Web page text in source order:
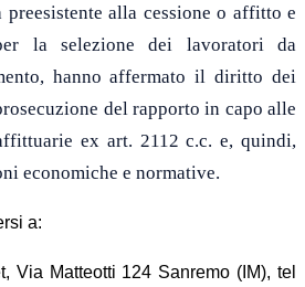
preesistente alla cessione o affitto e
la selezione dei lavoratori da
hanno affermato il diritto dei
del rapporto in capo alle
ex art. 2112 c.c. e, quindi,
economiche e normative.
a:
Via Matteotti 124 Sanremo (IM), tel